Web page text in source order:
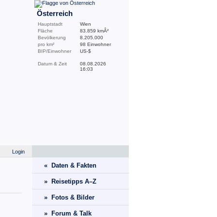
Österreich
Hauptstadt
Wien
Fläche
83.859 kmÂ²
Bevölkerung
8.205.000
pro km²
98 Einwohner
BIP/Einwohner
US-$
Datum & Zeit
08.08.2026
16:03
Login
« Daten & Fakten
» Reisetipps A–Z
» Fotos & Bilder
» Forum & Talk